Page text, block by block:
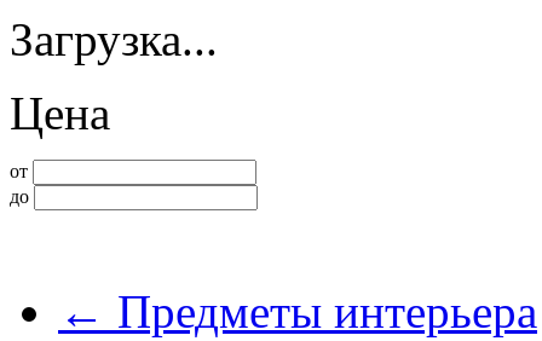
Загрузка...
Цена
от
до
← Предметы интерьера